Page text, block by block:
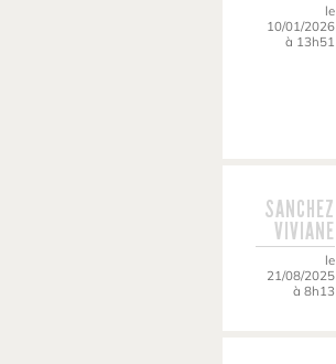
le
10/01/2026
à 13h51
SANCHEZ
VIVIANE
le
21/08/2025
à 8h13